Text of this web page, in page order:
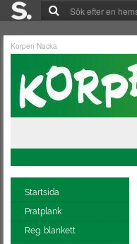
Korpen Nacka
Startsida
Pratplank
Reg. blankett